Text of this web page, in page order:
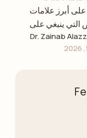
أبرز علامات
التي ينبغي على
معرفتها، وكيفية
الخصوبية،
Dr. Zainab